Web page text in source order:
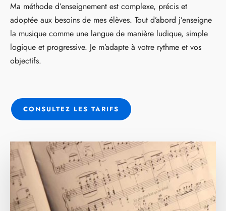
Ma méthode d’enseignement est complexe, précis et
adoptée aux besoins de mes élèves. Tout d’abord j’enseigne
la musique comme une langue de manière ludique, simple
logique et progressive. Je m’adapte à votre rythme et vos
objectifs.
CONSULTEZ LES TARIFS